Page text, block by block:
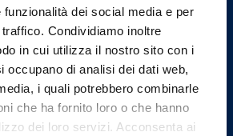
dei social media e per
Condividiamo inoltre
in cui utilizza il nostro sito con i
occupano di analisi dei dati web,
i quali potrebbero combinarle
che ha fornito loro o che hanno
dei loro servizi. Acconsenta ai